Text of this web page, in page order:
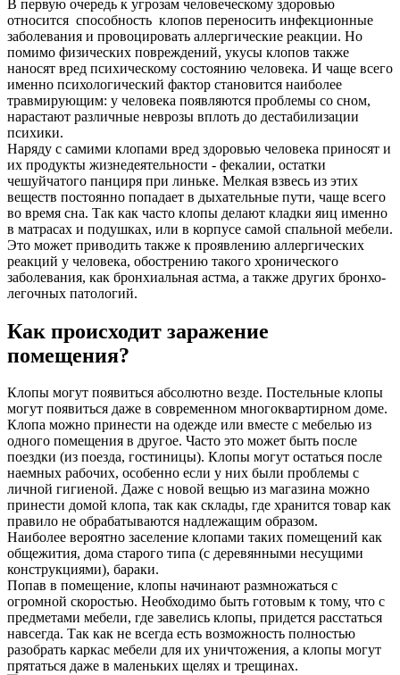
В первую очередь к угрозам человеческому здоровью
относится способность клопов переносить инфекционные
заболевания и провоцировать аллергические реакции. Но
помимо физических повреждений, укусы клопов также
наносят вред психическому состоянию человека. И чаще всего
именно психологический фактор становится наиболее
травмирующим: у человека появляются проблемы со сном,
нарастают различные неврозы вплоть до дестабилизации
психики.
Наряду с самими клопами вред здоровью человека приносят и
их продукты жизнедеятельности - фекалии, остатки
чешуйчатого панциря при линьке. Мелкая взвесь из этих
веществ постоянно попадает в дыхательные пути, чаще всего
во время сна. Так как часто клопы делают кладки яиц именно
в матрасах и подушках, или в корпусе самой спальной мебели.
Это может приводить также к проявлению аллергических
реакций у человека, обострению такого хронического
заболевания, как бронхиальная астма, а также других бронхо-
легочных патологий.
Как происходит заражение
помещения?
Клопы могут появиться абсолютно везде. Постельные клопы
могут появиться даже в современном многоквартирном доме.
Клопа можно принести на одежде или вместе с мебелью из
одного помещения в другое. Часто это может быть после
поездки (из поезда, гостиницы). Клопы могут остаться после
наемных рабочих, особенно если у них были проблемы с
личной гигиеной. Даже с новой вещью из магазина можно
принести домой клопа, так как склады, где хранится товар как
правило не обрабатываются надлежащим образом.
Наиболее вероятно заселение клопами таких помещений как
общежития, дома старого типа (с деревянными несущими
конструкциями), бараки.
Попав в помещение, клопы начинают размножаться с
огромной скоростью. Необходимо быть готовым к тому, что с
предметами мебели, где завелись клопы, придется расстаться
навсегда. Так как не всегда есть возможность полностью
разобрать каркас мебели для их уничтожения, а клопы могут
прятаться даже в маленьких щелях и трещинах.